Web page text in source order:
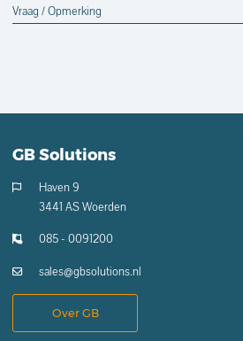
GB Solutions
Haven 9
3441 AS Woerden
085 - 0091200
sales@gbsolutions.nl
Over GB